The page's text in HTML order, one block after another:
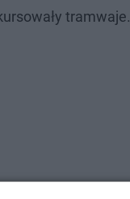
tramwaje.